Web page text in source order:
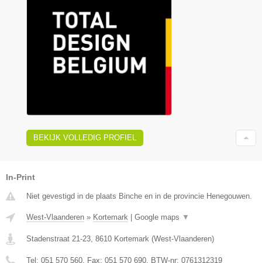
BEKIJK VOLLEDIG PROFIEL
In-Print
Niet gevestigd in de plaats Binche en in de provincie Henegouwen.
West-Vlaanderen » Kortemark | Google maps ▼
Stadenstraat 21-23 8610 Kortemark (West-Vlaanderen)
Tel: 051 570 560 , Fax: 051 570 690 , BTW-nr: 0761312319